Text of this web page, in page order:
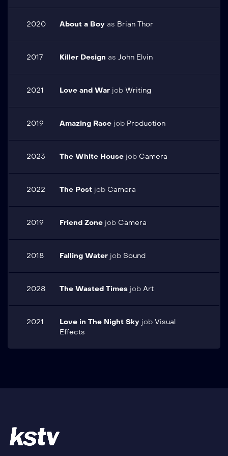
2020 About a Boy as Brian Thor
2017 Killer Design as John Elvin
2021 Love and War job Writing
2019 Amazing Race job Production
2023 The White House job Camera
2022 The Post job Camera
2019 Friend Zone job Camera
2018 Falling Water job Sound
2028 The Wasted Times job Art
2021 Love in The Night Sky job Visual
Effects